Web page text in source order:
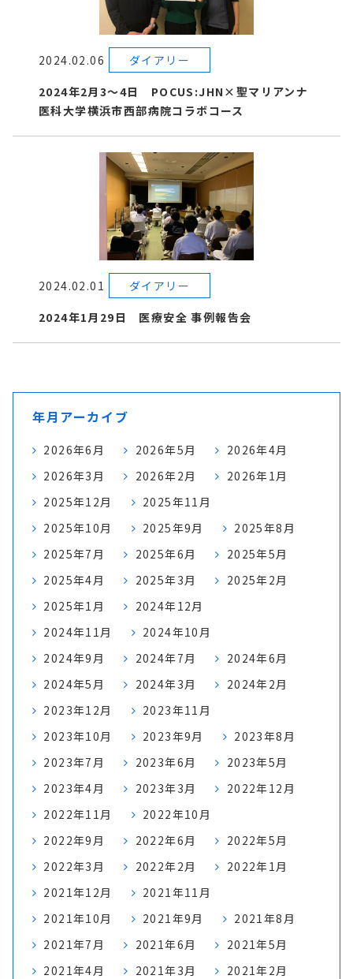
2024.02.06
ダイアリー
2024年2月3～4日 POCUS:JHN×聖マリアンナ
医科⼤学横浜市⻄部病院コラボコース
2024.02.01
ダイアリー
2024年1月29日 医療安全 事例報告会
年月アーカイブ
2026年6月 2026年5月
2026年4月
2026年3月
2026年2月
2026年1月
2025年12月
2025年11月
2025年10月
2025年9月
2025年8月
2025年7月
2025年6月
2025年5月
2025年4月
2025年3月
2025年2月
2025年1月
2024年12月
2024年11月
2024年10月
2024年9月
2024年7月
2024年6月
2024年5月
2024年3月
2024年2月
2023年12月
2023年11月
2023年10月
2023年9月
2023年8月
2023年7月
2023年6月
2023年5月
2023年4月
2023年3月
2022年12月
2022年11月
2022年10月
2022年9月
2022年6月
2022年5月
2022年3月
2022年2月
2022年1月
2021年12月
2021年11月
2021年10月
2021年9月
2021年8月
2021年7月
2021年6月
2021年5月
2021年4月
2021年3月
2021年2月